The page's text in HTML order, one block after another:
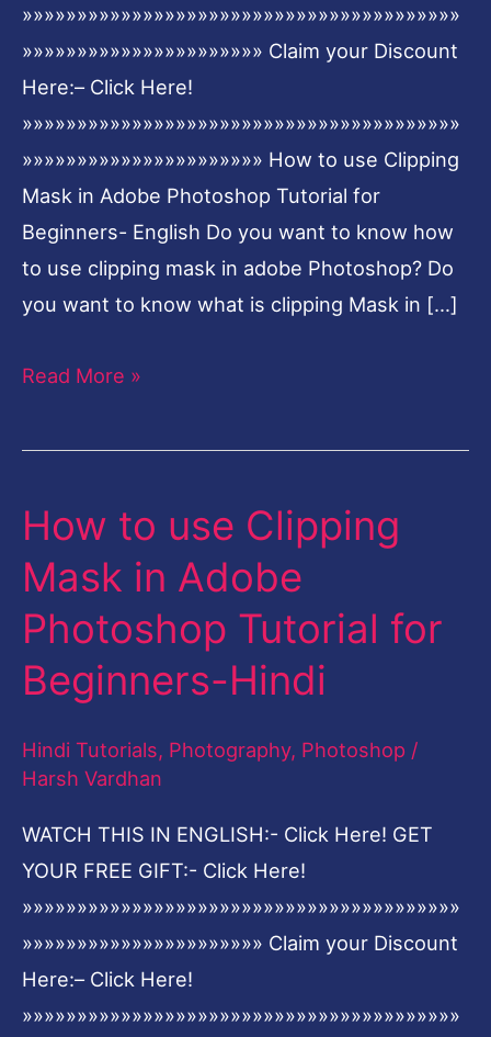
»»»»»»»»»»»»»»»»»»»»»»»»»»»»»»»»»»»»»»»»
»»»»»»»»»»»»»»»»»»»»»» Claim your Discount
Here:– Click Here!
»»»»»»»»»»»»»»»»»»»»»»»»»»»»»»»»»»»»»»»»
»»»»»»»»»»»»»»»»»»»»»» How to use Clipping
Mask in Adobe Photoshop Tutorial for
Beginners- English Do you want to know how
to use clipping mask in adobe Photoshop? Do
you want to know what is clipping Mask in […]
Beginners-
English
Read More »
How to use Clipping
Mask in Adobe
Photoshop Tutorial for
Beginners-Hindi
Hindi Tutorials, Photography, Photoshop /
Harsh Vardhan
WATCH THIS IN ENGLISH:- Click Here! GET
YOUR FREE GIFT:- Click Here!
»»»»»»»»»»»»»»»»»»»»»»»»»»»»»»»»»»»»»»»»
»»»»»»»»»»»»»»»»»»»»»» Claim your Discount
Here:– Click Here!
»»»»»»»»»»»»»»»»»»»»»»»»»»»»»»»»»»»»»»»»
How
use
Clipping
Mask
in
Photoshop
for
Beginners-
Hindi